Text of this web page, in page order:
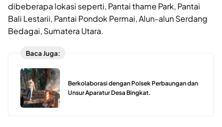
dibeberapa lokasi seperti, Pantai thame Park, Pantai
Bali Lestarii, Pantai Pondok Permai, Alun-alun Serdang
Bedagai, Sumatera Utara.
Baca Juga:
Berkolaborasi dengan Polsek Perbaungan dan
Unsur Aparatur Desa Bingkat.